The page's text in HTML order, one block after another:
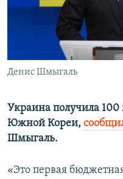
ПОБЕДИТЕЛЕЙ НЕ СУДЯТ?
КРЫМ.НЕПОКОРЕННЫЙ
УКРАИНСКАЯ ПРОБЛЕМА
ПРИСОЕДИНЯЙТЕСЬ!
Денис Шмыгаль
Украина получила 100
Южной Кореи,
Шмыгаль.
«Это первая